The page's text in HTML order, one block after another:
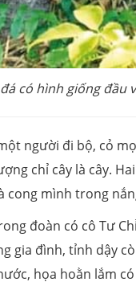
có hình giống đầu
người đi bộ, cỏ
chỉ cây là cây.
cong mình trong
đoàn có cô Tư
gia đình, tỉnh dậy
họa hoằn lắm